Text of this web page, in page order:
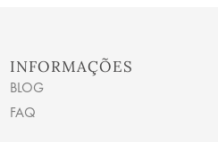
INFORMAÇÕES
BLOG
FAQ